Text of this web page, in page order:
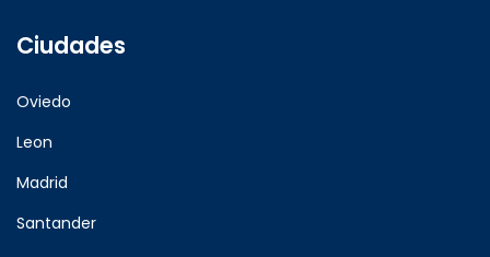
Ciudades
Oviedo
Leon
Madrid
Santander